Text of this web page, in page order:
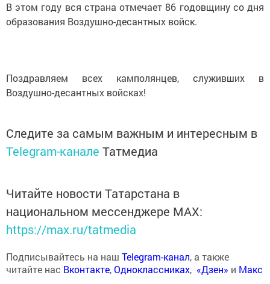
В этом году вся страна отмечает 86 годовщину со дня
образования Воздушно-десантных войск.
Поздравляем всех камполянцев, служивших в
Воздушно-десантных войсках!
Следите за самым важным и интересным в
Telegram-канале Татмедиа
Читайте новости Татарстана в
национальном мессенджере MАХ:
https://max.ru/tatmedia
Подписывайтесь на наш Telegram-канал, а также
читайте нас Вконтакте,Одноклассниках, «Дзен» и Макс